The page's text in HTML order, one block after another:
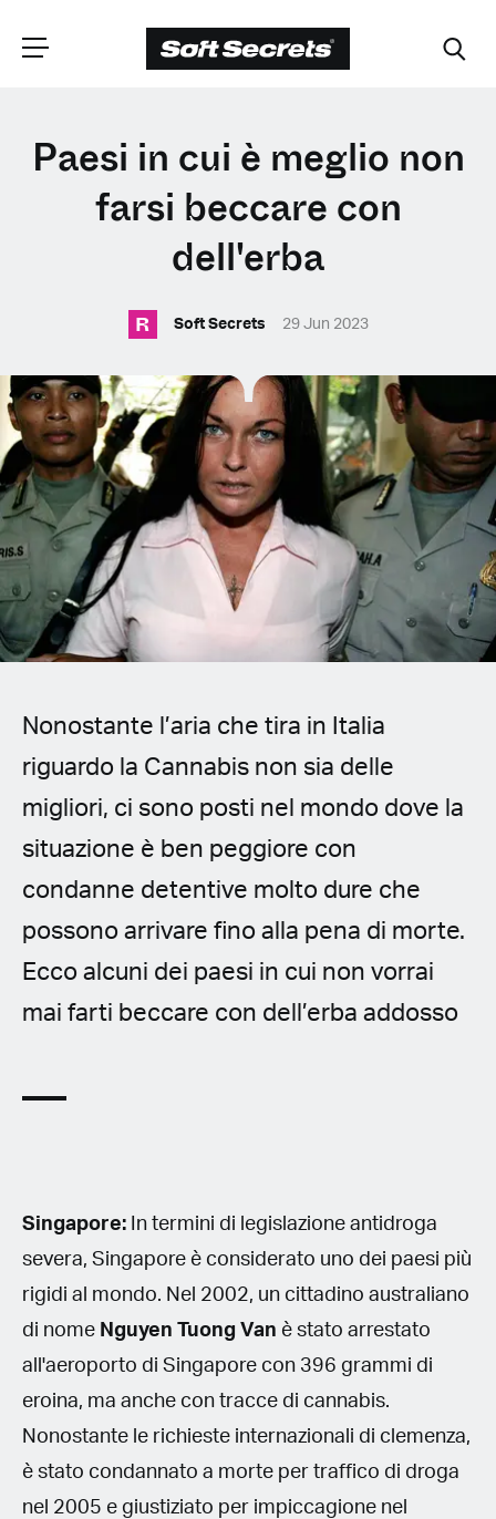
SCEGLI LA
TUA POSIZIONE
English (United Kingdom)
English (United States)
Spanish (Spain)
Spanish (Latin America)
German
French
Czech
Polish
Paesi in cui è meglio non
farsi beccare con
dell'erba
R Soft Secrets 29 Jun 2023
Nonostante l’aria che tira in Italia
riguardo la Cannabis non sia delle
migliori, ci sono posti nel mondo dove la
situazione è ben peggiore con
condanne detentive molto dure che
possono arrivare fino alla pena di morte.
Ecco alcuni dei paesi in cui non vorrai
mai farti beccare con dell’erba addosso
Singapore: In termini di legislazione antidroga
severa, Singapore è considerato uno dei paesi più
rigidi al mondo. Nel 2002, un cittadino australiano
di nome Nguyen Tuong Van è stato arrestato
all'aeroporto di Singapore con 396 grammi di
eroina, ma anche con tracce di cannabis.
Nonostante le richieste internazionali di clemenza,
è stato condannato a morte per traffico di droga
nel 2005 e giustiziato per impiccagione nel